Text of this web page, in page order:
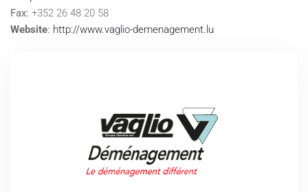
Fax: +352 26 48 20 58
Website: http://www.vaglio-demenagement.lu